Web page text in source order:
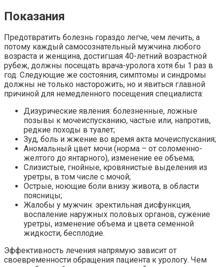
Показания
Предотвратить болезнь гораздо легче, чем лечить, а
потому каждый самосознательный мужчина любого
возраста и женщина, достигшая 40-летний возрастной
рубеж, должны посещать врача-уролога хотя бы 1 раз в
год. Следующие же состояния, симптомы и синдромы
должны не только насторожить, но и явиться главной
причиной для немедленного посещения специалиста:
Дизурические явления: болезненные, ложные
позывы к мочеиспусканию, частые или, напротив,
редкие походы в туалет;
Зуд, боль и жжение во время акта мочеиспускания;
Аномальный цвет мочи (норма – от соломенно-
желтого до янтарного), изменение ее объема;
Слизистые, гнойные, кровянистые выделения из
уретры, в том числе с мочой;
Острые, ноющие боли внизу живота, в области
поясницы;
Жалобы у мужчин: эректильная дисфункция,
воспаление наружных половых органов, сужение
уретры, изменение объема и цвета семенной
жидкости, бесплодие.
Эффективность лечения напрямую зависит от
своевременности обращения пациента к урологу. Чем